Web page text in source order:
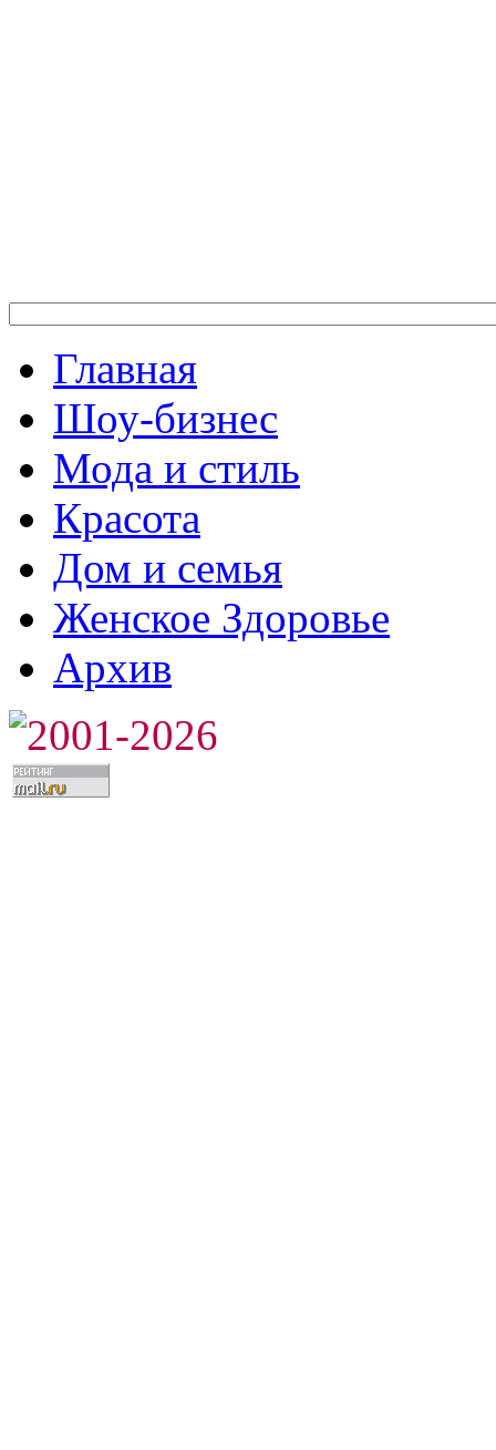
Главная
Шоу-бизнес
Мода и стиль
Красота
Дом и семья
Женское Здоровье
Архив
2001-2026